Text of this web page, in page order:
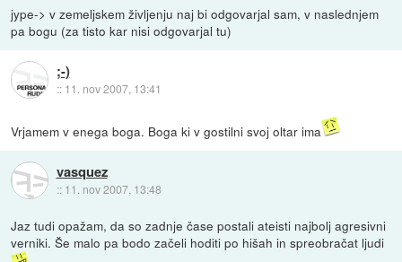
jype-> v zemeljskem življenju naj bi odgovarjal sam, v naslednjem
pa bogu (za tisto kar nisi odgovarjal tu)
;-)
:: 11. nov 2007, 13:41
Vrjamem v enega boga. Boga ki v gostilni svoj oltar ima
vasquez
:: 11. nov 2007, 13:48
Jaz tudi opažam, da so zadnje čase postali ateisti najbolj agresivni
verniki. Še malo pa bodo začeli hoditi po hišah in spreobračat ljudi